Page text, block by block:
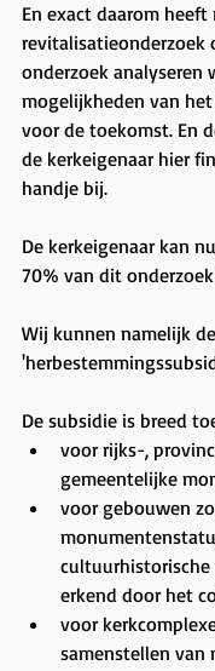
En exact daarom
revitalisatieonderzoek
onderzoek analyseren
mogelijkheden van
voor de toekomst. En
de kerkeigenaar hier
handje bij.
De kerkeigenaar kan
70% van dit
Wij kunnen namelijk de
De subsidie is breed
voor rijks-,
gemeentelijke
voor gebouwen
erkend door het
voor
samenstellen van